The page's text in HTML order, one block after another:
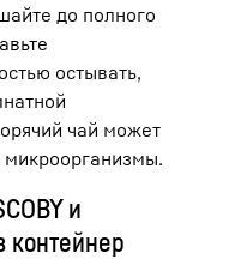
до полного
остывать,
чай может
микроорганизмы.
и
контейнер